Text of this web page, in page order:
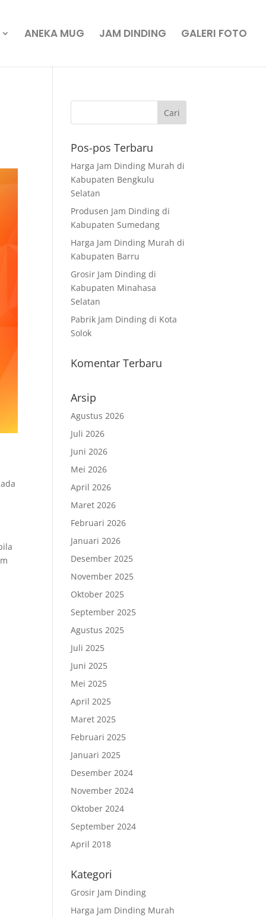
ANEKA MUG JAM DINDING GALERI FOTO
Pos-pos Terbaru
Harga Jam Dinding Murah di
Kabupaten Bengkulu
Selatan
Produsen Jam Dinding di
Kabupaten Sumedang
Harga Jam Dinding Murah di
Kabupaten Barru
Grosir Jam Dinding di
Kabupaten Minahasa
Selatan
Pabrik Jam Dinding di Kota
Solok
Komentar Terbaru
Arsip
Agustus 2026
Juli 2026
Juni 2026
Mei 2026
April 2026
Maret 2026
Februari 2026
Januari 2026
Desember 2025
November 2025
Oktober 2025
September 2025
Agustus 2025
Juli 2025
Juni 2025
Mei 2025
April 2025
Maret 2025
Februari 2025
Januari 2025
Desember 2024
November 2024
Oktober 2024
September 2024
April 2018
Kategori
Grosir Jam Dinding
Harga Jam Dinding Murah